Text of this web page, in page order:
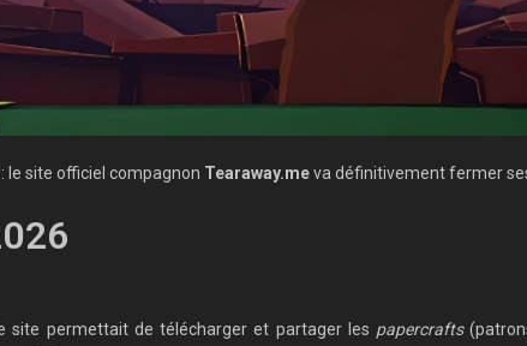
: le site officiel compagnon Tearaway.meva définitivement fermer
site permettait de télécharger et partager les papercrafts